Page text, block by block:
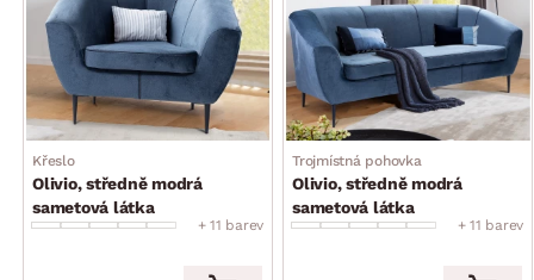
Křeslo
Olivio, středně modrá
sametová látka
+ 11 barev
Trojmístná pohovka
Olivio, středně modrá
sametová látka
+ 11 barev